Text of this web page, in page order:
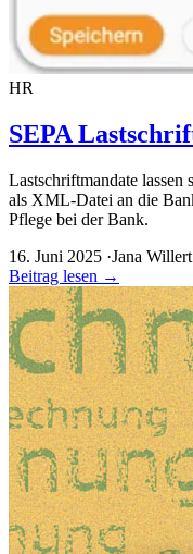
HR
SEPA
Lastschriftmandate lassen
als XML-Datei an die
Pflege bei der Bank.
16. Juni 2025 ·Jana Willert
Beitrag lesen →